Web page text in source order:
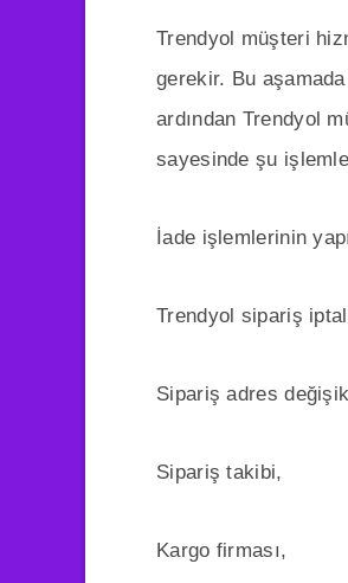
Trendyol müşteri
gerekir. Bu
ardından Trendyol
sayesinde şu
İade işlemlerinin
Trendyol sipariş
Sipariş adres
Sipariş takibi,
Kargo firması,